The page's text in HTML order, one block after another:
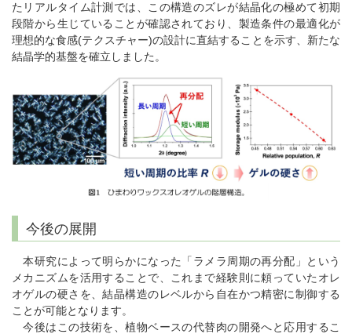
たリアルタイム計測では、この構造のズレが結晶化の極めて初期
段階から生じていることが確認されており、製造条件の最適化が
理想的な食感(テクスチャー)の設計に直結することを示す、新たな
結晶学的基盤を確立しました。
今後の展開
本研究によって明らかになった「ラメラ周期の再分配」という
メカニズムを活用することで、これまで経験則に頼っていたオレ
オゲルの硬さを、結晶構造のレベルから自在かつ精密に制御する
ことが可能となります。
今後はこの技術を、植物ベースの代替肉の開発へと応用するこ